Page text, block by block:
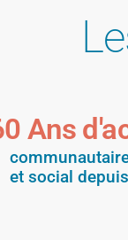
et social
Ans